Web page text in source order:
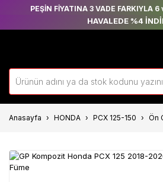
PEŞİN FİYATINA 3 VADE FARKIYLA
HAVALEDE %4
Anasayfa HONDA PCX 125-150 Ön